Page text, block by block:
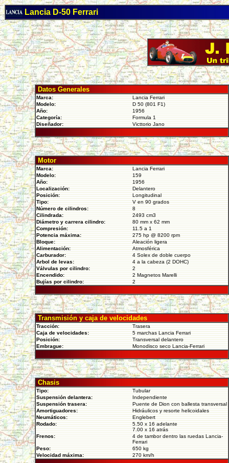
Lancia D-50 Ferrari
Datos Generales
Marca:
Lancia Ferrari
Modelo:
D 50 (801 F1)
Año:
1956
Categoría:
Formula 1
Diseñador:
Victtorio Jano
Motor
Marca:
Lancia Ferrari
Modelo:
159
Año:
1956
Localización:
Delantero
Posición:
Longitudinal
Tipo:
V en 90 grados
Número de cilindros:
8
Cilindrada:
2493 cm3
Diámetro y carrera cilindro:
80 mm x 62 mm
Compresión:
11.5 a 1
Potencia máxima:
275 hp @ 8200 rpm
Bloque:
Aleación ligera
Alimentación:
Atmosférica
Carburador:
4 Solex de doble cuerpo
Arbol de levas:
4 a la cabeza (2 DOHC)
Válvulas por cilindro:
2
Encendido:
2 Magnetos Marelli
Bujías por cilindro:
2
Transmisión y caja de velocidades
Tracción:
Trasera
Caja de velocidades:
5 marchas Lancia Ferrari
Posición:
Transversal delantero
Embrague:
Monodisco seco Lancia-Ferrari
Chasis
Tipo:
Tubular
Suspensión delantera:
Independiente
Suspensión trasera:
Puente de Dion con ballesta transversal
Amortiguadores:
Hidráulicos y resorte helicoidales
Neumáticos:
Englebert
Rodado:
5.50 x 16 adelante
7.00 x 16 atrás
Frenos:
4 de tambor dentro las ruedas Lancia-
Ferrari
Peso:
650 kg
Velocidad máxima:
270 km/h